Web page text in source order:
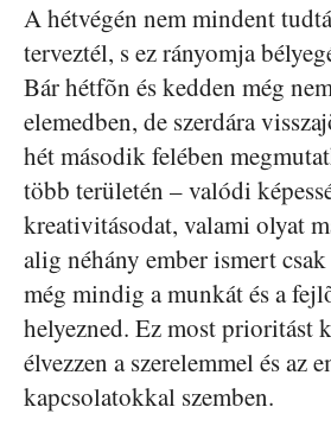
A hétvégén nem mindent
terveztél, s ez rányomja
Bár hétfõn és kedden még
elemedben, de szerdára
hét második felében
több területén – valódi
kreativitásodat, valami olyat
alig néhány ember ismert
még mindig a munkát és a
helyezned. Ez most prioritást
élvezzen a szerelemmel és az
kapcsolatokkal szemben.